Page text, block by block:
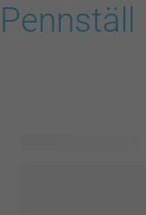
Pennställ